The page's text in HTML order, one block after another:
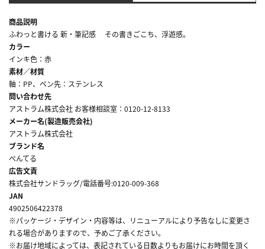
商品説明
ふわっと書ける 新・筆記感 その書きごこち、浮遊感。
カラー
インキ色：赤
素材／材質
軸：PP、ペン先：ステンレス
問い合わせ先
アストラム株式会社 お客様相談室：0120-12-8133
メーカー名(製造販売会社)
アストラム株式会社
ブランド名
ぺんてる
広告文責
株式会社サンドラッグ/電話番号:0120-009-368
JAN
4902506422378
※パッケージ・デザイン・内容等は、リニューアルにより予告なしに変更さ
れる場合がありますので、予めご了承ください。
※お届け地域によっては、表記されている日数よりもお届けにお時間を頂く